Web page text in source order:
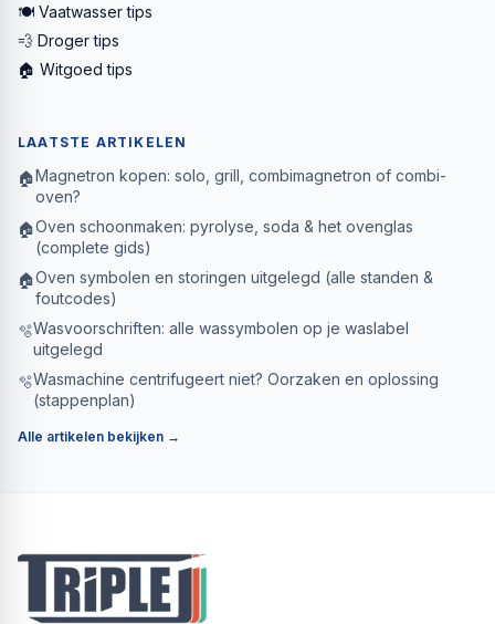
🍽️ Vaatwasser tips
💨 Droger tips
🏠 Witgoed tips
LAATSTE ARTIKELEN
🏠Magnetron kopen: solo, grill, combimagnetron of combi-
oven?
🏠Oven schoonmaken: pyrolyse, soda & het ovenglas
(complete gids)
🏠Oven symbolen en storingen uitgelegd (alle standen &
foutcodes)
🫧Wasvoorschriften: alle wassymbolen op je waslabel
uitgelegd
🫧Wasmachine centrifugeert niet? Oorzaken en oplossing
(stappenplan)
Alle artikelen bekijken →